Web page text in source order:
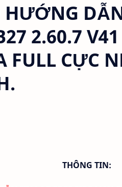
2.60.7
FULL CỰC
THÔNG TIN: